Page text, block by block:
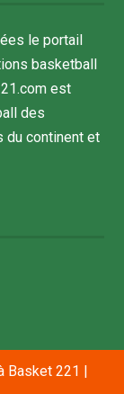
le portail
basketball
est
des
du continent et
Basket 221 |